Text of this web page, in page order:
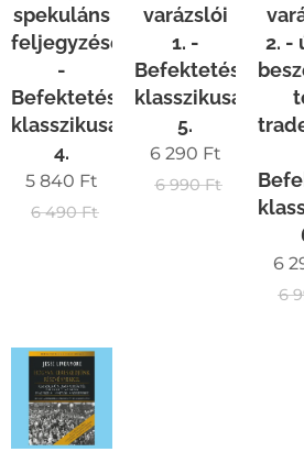
spekuláns
feljegyzései
-
Befektetések
klasszikusai
4.
5 840 Ft
6 490Ft
varázslói
1. -
Befektetések
klasszikusai
5.
6 290 Ft
6 990Ft
2. -
6
6